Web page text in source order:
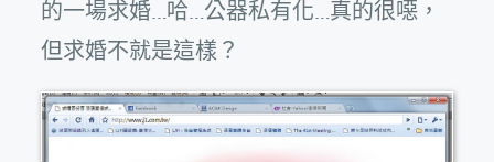
的一場求婚…哈…公器私有化…真的很噁，
但求婚不就是這樣？